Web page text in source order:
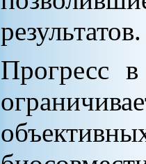
результатов.
Прогресс